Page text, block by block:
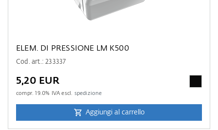
ELEM. DI PRESSIONE LM K500
Cod. art.: 233337
5,20 EUR
compr.19.0% IVA escl. spedizione
Aggiungi al carrello